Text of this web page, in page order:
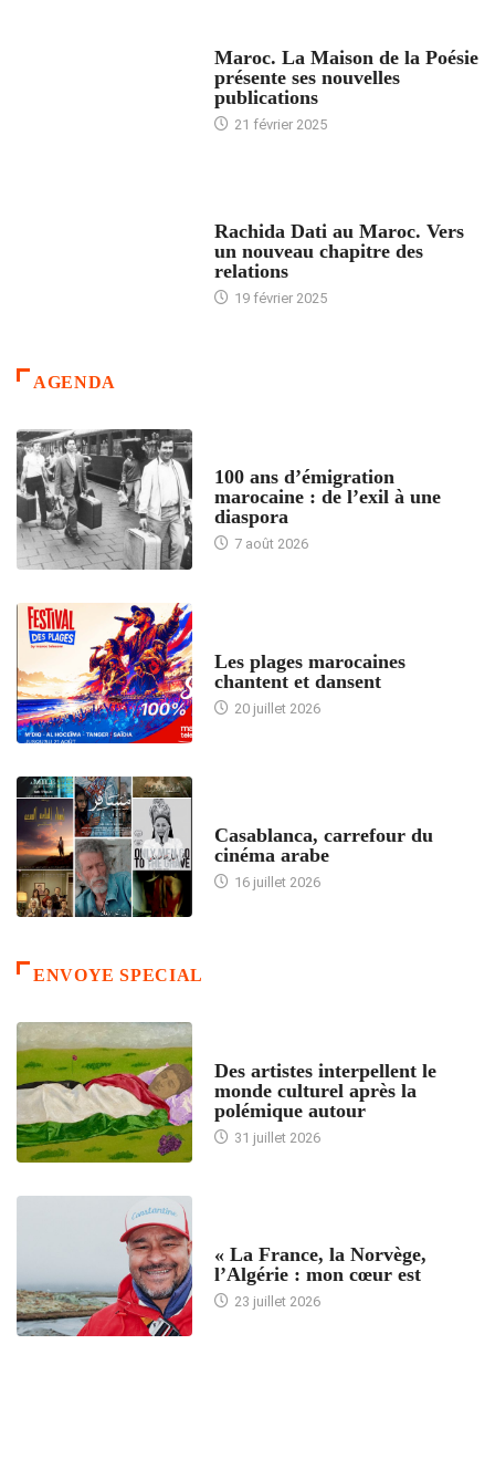
Maroc. La Maison de la Poésie
présente ses nouvelles
publications
21 février 2025
Rachida Dati au Maroc. Vers
un nouveau chapitre des
relations
19 février 2025
AGENDA
100 ans d’émigration
marocaine : de l’exil à une
diaspora
7 août 2026
Les plages marocaines
chantent et dansent
20 juillet 2026
Casablanca, carrefour du
cinéma arabe
16 juillet 2026
ENVOYE SPECIAL
Des artistes interpellent le
monde culturel après la
polémique autour
31 juillet 2026
« La France, la Norvège,
l’Algérie : mon cœur est
23 juillet 2026